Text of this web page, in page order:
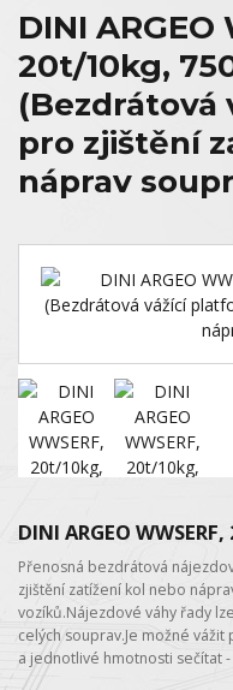
DINI ARGEO
20t/10kg,
pro zjištění
náprav
DINI ARGEO
Přenosná bezdrátová
zjištění zatížení kol nebo
vozíků.Nájezdové váhy řady
celých souprav.Je možné
a jednotlivé hmotnosti sečítat -